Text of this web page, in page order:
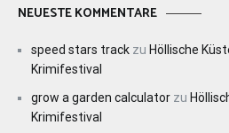
NEUESTE KOMMENTARE
speed stars track zu Höllische
Krimifestival
grow a garden calculator zu
Krimifestival